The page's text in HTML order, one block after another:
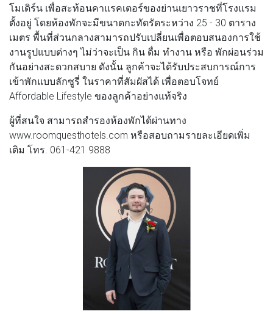
โมเดิร์น เพื่อสะท้อนคาแรคเตอร์ของย่านเยาวราชที่โรงแรม
ตั้งอยู่ โดยห้องพักจะมีขนาดกะทัดรัดระหว่าง 25 - 30 ตาราง
เมตร พื้นที่ส่วนกลางสามารถปรับเปลี่ยนเพื่อตอบสนองการใช้
งานรูปแบบต่างๆ ไม่ว่าจะเป็น กิน ดื่ม ทำงาน หรือ พักผ่อนร่วม
กันอย่างสะดวกสบาย ดังนั้น ลูกค้าจะได้รับประสบการณ์การ
เข้าพักแบบลักซูรี่ ในราคาที่สัมผัสได้ เพื่อตอบโจทย์
Affordable Lifestyle ของลูกค้าอย่างแท้จริง
ผู้ที่สนใจ สามารถสำรองห้องพักได้ผ่านทาง
www.roomquesthotels.com หรือสอบถามรายละเอียดเพิ่ม
เติม โทร. 061-421 9888